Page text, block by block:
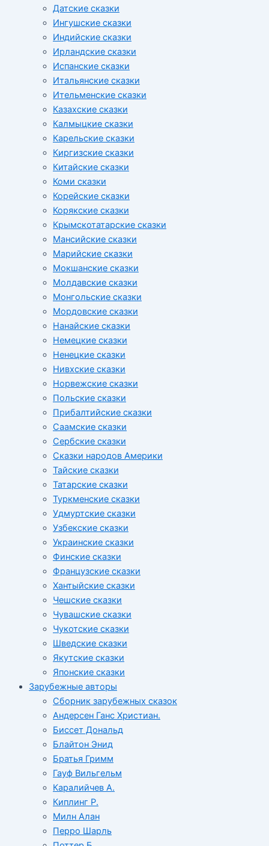
Датские сказки
Ингушские сказки
Индийские сказки
Ирландские сказки
Испанские сказки
Итальянские сказки
Ительменские сказки
Казахские сказки
Калмыцкие сказки
Карельские сказки
Киргизские сказки
Китайские сказки
Коми сказки
Корейские сказки
Корякские сказки
Крымскотатарские сказки
Мансийские сказки
Марийские сказки
Мокшанские сказки
Молдавские сказки
Монгольские сказки
Мордовские сказки
Нанайские сказки
Немецкие сказки
Ненецкие сказки
Нивхские сказки
Норвежские сказки
Польские сказки
Прибалтийские сказки
Cаамские сказки
Сербские сказки
Сказки народов Америки
Тайские сказки
Татарские сказки
Туркменские сказки
Удмуртские сказки
Узбекские сказки
Украинские сказки
Финские сказки
Французские сказки
Хантыйские сказки
Чешские сказки
Чувашские сказки
Чукотские сказки
Шведские сказки
Якутские сказки
Японские сказки
Зарубежные авторы
Сборник зарубежных сказок
Андерсен Ганс Христиан.
Биссет Дональд
Блайтон Энид
Братья Гримм
Гауф Вильгельм
Каралийчев А.
Киплинг Р.
Милн Алан
Перро Шарль